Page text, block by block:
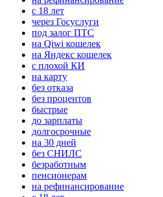
с 18 лет
через Госуслуги
под залог ПТС
на Qiwi кошелек
на Яндекс кошелек
с плохой КИ
на карту
без отказа
без процентов
быстрые
до зарплаты
долгосрочные
на 30 дней
без СНИЛС
безработным
пенсионерам
на рефинансирование